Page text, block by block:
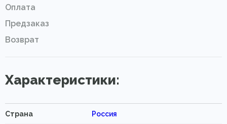
Оплата
Предзаказ
Возврат
Характеристики:
Страна Россия